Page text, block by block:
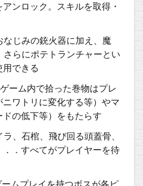
ンロック。スキルを取得・
じみの銃火器に加え、魔
さらにポテトランチャーとい
用できる
ーム内で拾った巻物はプレ
ワトリに変化する等）やマ
の低下等）をもたらす
、石棺、飛び回る頭蓋骨、
．すべてがプレイヤーを待